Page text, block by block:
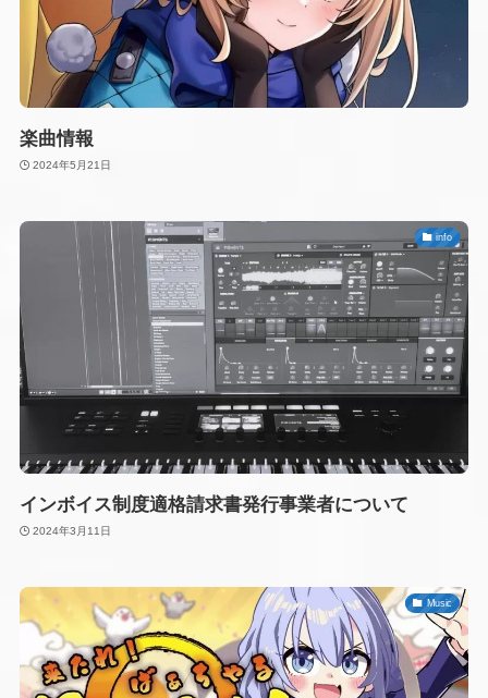
楽曲情報
2024年5月21日
info
インボイス制度適格請求書発行事業者について
2024年3月11日
Music